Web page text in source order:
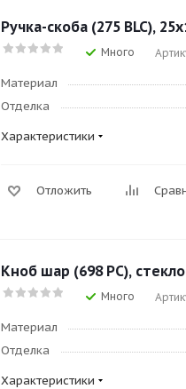
Ручка-скоба (275 BLC),
Много
Материал
Отделка
Характеристики
Отложить
Кноб шар (698 PC),
Много
Материал
Отделка
Характеристики